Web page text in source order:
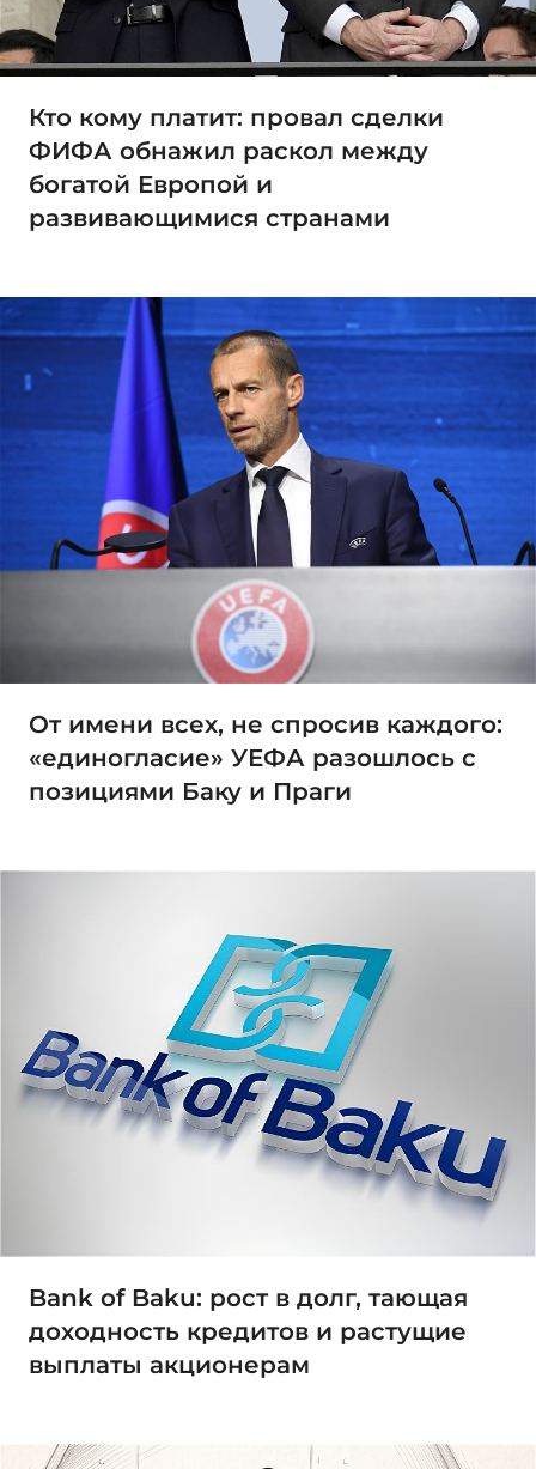
Кто кому платит: провал сделки
ФИФА обнажил раскол между
богатой Европой и
развивающимися странами
От имени всех, не спросив каждого:
«единогласие» УЕФА разошлось с
позициями Баку и Праги
Bank of Baku: рост в долг, тающая
доходность кредитов и растущие
выплаты акционерам